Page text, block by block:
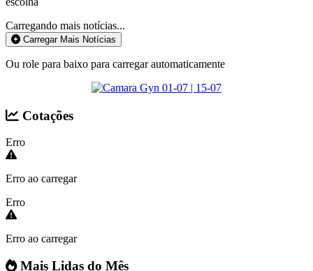
Carregando mais notícias...
Carregar Mais Notícias
Ou role para baixo para carregar automaticamente
Cotações
Erro
Erro ao carregar
Erro
Erro ao carregar
Mais Lidas do Mês